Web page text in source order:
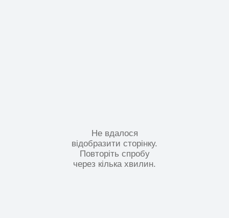
Не вдалося
відобразити сторінку.
Повторіть спробу
через кілька хвилин.